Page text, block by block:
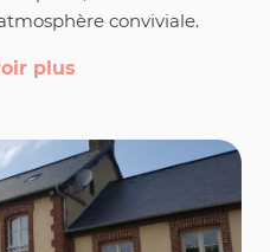
conviviale.
plus